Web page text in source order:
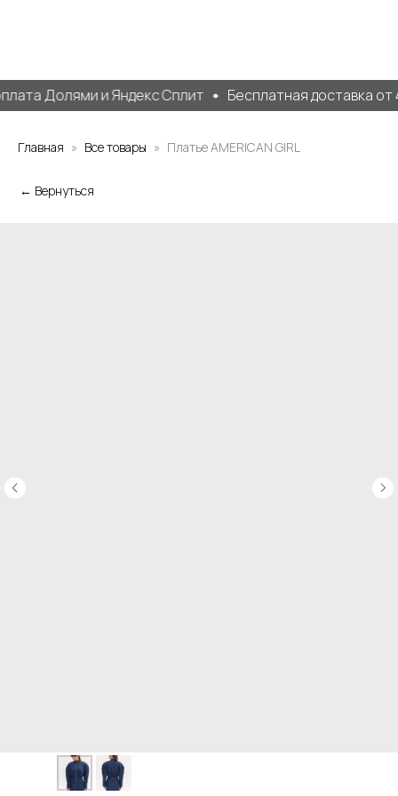
Долями и Яндекс Сплит Бесплатная доставка от
Главная Все товары Платье AMERICAN GIRL
← Вернуться